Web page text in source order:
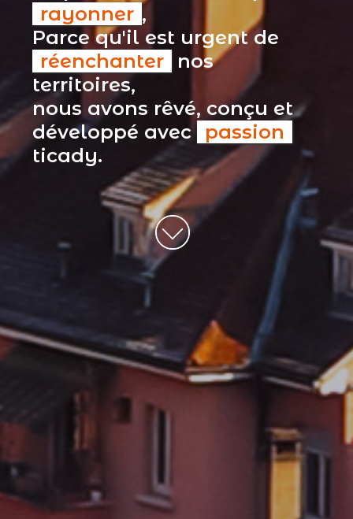
rayonner ,
Parce qu'il est urgent de
réenchanter
nos
territoires,
nous avons rêvé, conçu et
développé avec passion
ticady.